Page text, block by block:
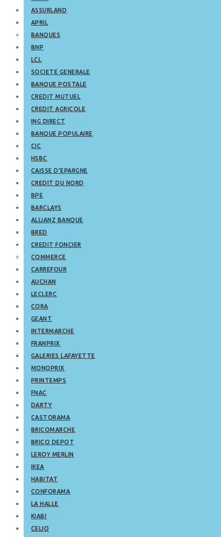
ASSURLAND
APRIL
BANQUES
BNP
LCL
SOCIETE GENERALE
BANQUE POSTALE
CREDIT MUTUEL
CREDIT AGRICOLE
ING DIRECT
BANQUE POPULAIRE
CIC
HSBC
CAISSE D’EPARGNE
CREDIT DU NORD
BPE
BARCLAYS
ALLIANZ BANQUE
BRED
CREDIT FONCIER
COMMERCE
CARREFOUR
AUCHAN
LECLERC
CORA
GEANT
INTERMARCHE
FRANPRIX
GALERIES LAFAYETTE
MONOPRIX
PRINTEMPS
FNAC
DARTY
CASTORAMA
BRICOMARCHE
BRICO DEPOT
LEROY MERLIN
IKEA
HABITAT
CONFORAMA
LA HALLE
KIABI
CELIO